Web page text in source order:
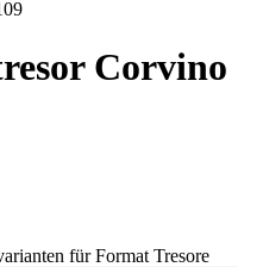
Corvino
für Format Tresore